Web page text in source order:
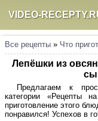
VIDEO-
Все рецепты » Что
Лепёшки из
Предлагаем к
категории «Рецепты
приготовление этого
понравился! Успехов в